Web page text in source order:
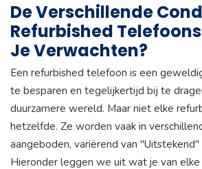
De Verschillende
Refurbished
Je Verwachten?
Een refurbished telefoon is een
te besparen en tegelijkertijd bij te
duurzamere wereld. Maar niet elke
hetzelfde. Ze worden vaak in
aangeboden, variërend van
Hieronder leggen we uit wat je van